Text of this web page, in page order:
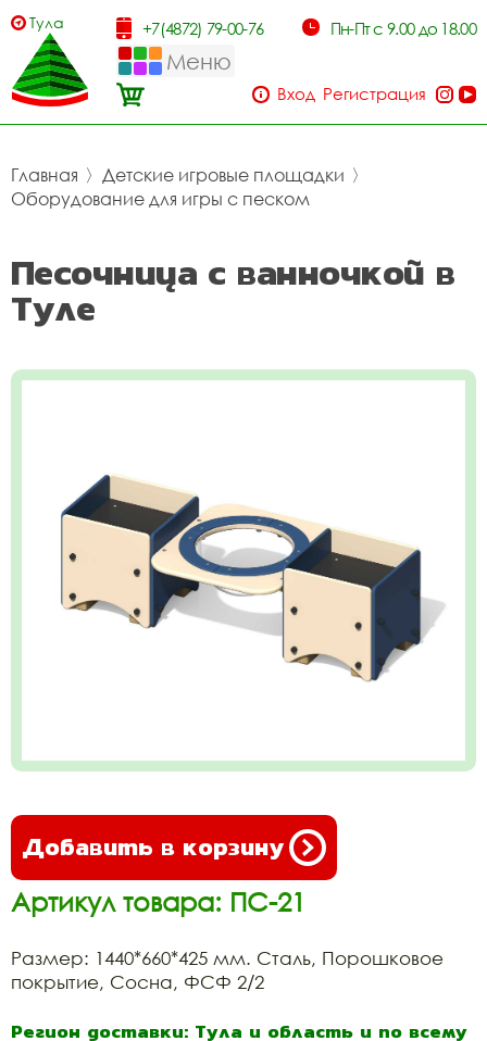
Тула +7(4872) 79-00-76 Пн-Пт с 9.00 до 18.00
Меню
Вход Регистрация
Главная 〉 Детские игровые площадки 〉
Оборудование для игры с песком
Песочница с ванночкой в
Туле
Добавить в корзину
Артикул товара: ПС-21
Размер: 1440*660*425 мм. Сталь, Порошковое
покрытие, Сосна, ФСФ 2/2
Регион доставки: Тула и область и по всему